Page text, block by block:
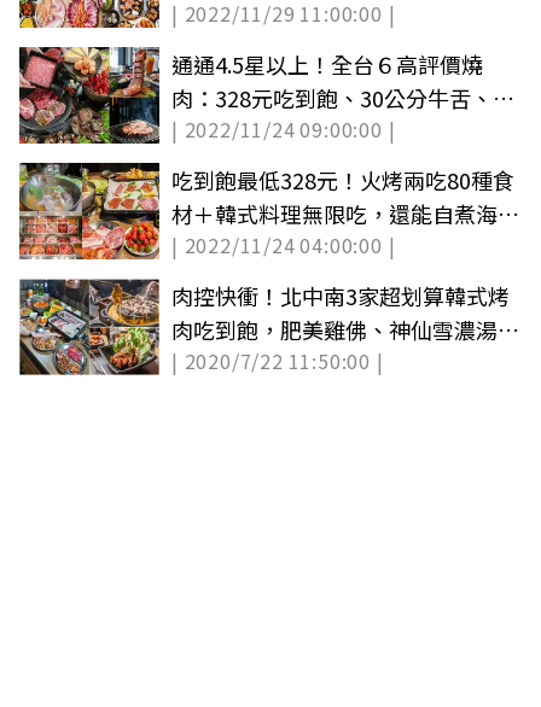
陸食材任吃
| 2022/11/29 11:00:00 |
通通4.5星以上！全台６高評價燒
肉：328元吃到飽、30公分牛舌、百
種食材任吃
| 2022/11/24 09:00:00 |
吃到飽最低328元！火烤兩吃80種食
材＋韓式料理無限吃，還能自煮海鮮
痛風鍋
| 2022/11/24 04:00:00 |
肉控快衝！北中南3家超划算韓式烤
肉吃到飽，肥美雞佛、神仙雪濃湯也
任你吃
| 2020/7/22 11:50:00 |